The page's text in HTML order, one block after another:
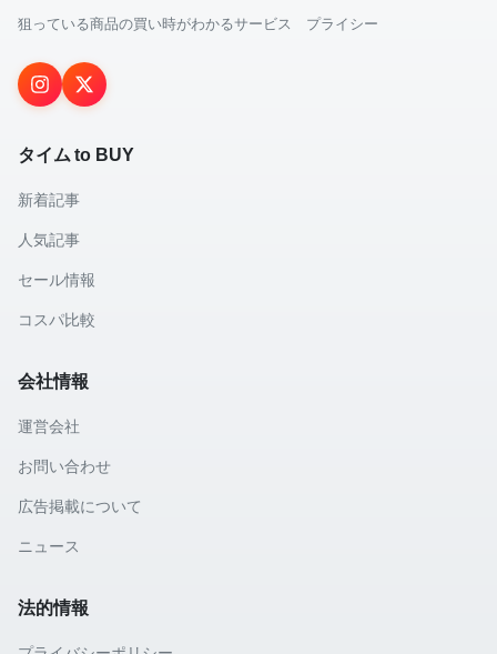
狙っている商品の買い時がわかるサービス プライシー
タイム to BUY
新着記事
人気記事
セール情報
コスパ比較
会社情報
運営会社
お問い合わせ
広告掲載について
ニュース
法的情報